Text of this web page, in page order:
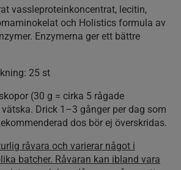
vassleproteinkoncentrat, lecitin,
och Holistics formula av
Enzymerna ger ett bättre
25 st
(30 g = cirka 5 rågade
Drick 1–3 gånger per dag som
dos bör ej överskridas.
råvara och varierar något i
batcher. Råvaran kan ibland vara